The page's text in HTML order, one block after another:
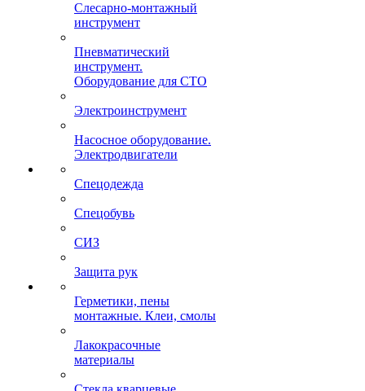
Слесарно-монтажный
инструмент
Пневматический
инструмент.
Оборудование для СТО
Электроинструмент
Насосное оборудование.
Электродвигатели
Спецодежда
Спецобувь
СИЗ
Защита рук
Герметики, пены
монтажные. Клеи, смолы
Лакокрасочные
материалы